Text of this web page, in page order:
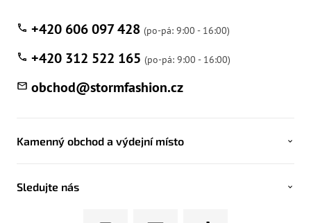
obchod@stormfashion.cz
+420 606 097 428
+420 312 522 165
Kamenný obchod a výdejní místo
Sledujte nás